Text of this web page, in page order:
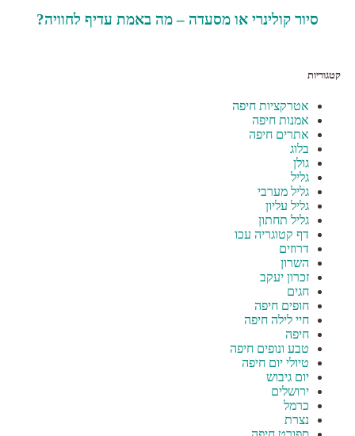
סיור קולינרי או מסעדה – מה באמת עדיף לחוויה?
קטגוריות
אטרקציות חיפה
אמנות חיפה
אתרים חיפה
בלוג
גולן
גליל
גליל מערבי
גליל עליון
גליל תחתון
דף קטוגריה עכו
דרוזים
השרון
זכרון יעקב
חגים
חופים חיפה
חיי לילה חיפה
חיפה
טבע ונופים חיפה
טיולי יום חיפה
יום גיבוש
ירושלים
כרמל
נצרת